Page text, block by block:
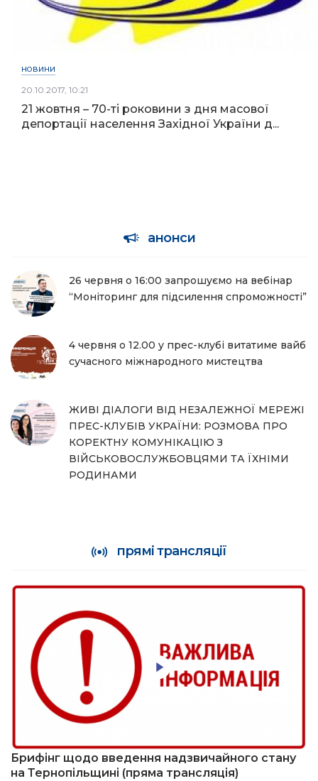
НОВИНИ
20.10.2017, 10:21
21 жовтня – 70-ті роковини з дня масової
депортації населення Західної України д...
анонси
26 червня о 16:00 запрошуємо на вебінар
“Моніторинг для підсилення спроможності”
4 червня о 12.00 у прес-клубі витатиме вайб
сучасного міжнародного мистецтва
ЖИВІ ДІАЛОГИ ВІД НЕЗАЛЕЖНОЇ МЕРЕЖІ
ПРЕС-КЛУБІВ УКРАЇНИ: РОЗМОВА ПРО
КОРЕКТНУ КОМУНІКАЦІЮ З
ВІЙСЬКОВОСЛУЖБОВЦЯМИ ТА ЇХНІМИ
РОДИНАМИ
прямі трансляції
Брифінг щодо введення надзвичайного стану
на Тернопільщині (пряма трансляція)